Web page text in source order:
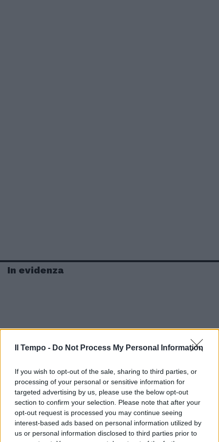
Il Tempo - Do Not Process My Personal Information
If you wish to opt-out of the sale, sharing to third parties, or
processing of your personal or sensitive information for
targeted advertising by us, please use the below opt-out
section to confirm your selection. Please note that after your
opt-out request is processed you may continue seeing
interest-based ads based on personal information utilized by
us or personal information disclosed to third parties prior to
In evidenza